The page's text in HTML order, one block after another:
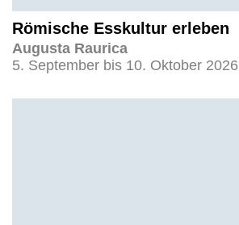
Römische Esskultur erleben
Augusta Raurica
5. September bis 10. Oktober 2026